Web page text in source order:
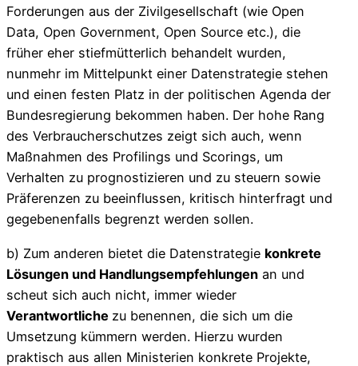
Forderungen aus der Zivilgesellschaft (wie Open
Data, Open Government, Open Source etc.), die
früher eher stiefmütterlich behandelt wurden,
nunmehr im Mittelpunkt einer Datenstrategie stehen
und einen festen Platz in der politischen Agenda der
Bundesregierung bekommen haben. Der hohe Rang
des Verbraucherschutzes zeigt sich auch, wenn
Maßnahmen des Profilings und Scorings, um
Verhalten zu prognostizieren und zu steuern sowie
Präferenzen zu beeinflussen, kritisch hinterfragt und
gegebenenfalls begrenzt werden sollen.
b) Zum anderen bietet die Datenstrategie konkrete
Lösungen und Handlungsempfehlungen an und
scheut sich auch nicht, immer wieder
Verantwortliche zu benennen, die sich um die
Umsetzung kümmern werden. Hierzu wurden
praktisch aus allen Ministerien konkrete Projekte,